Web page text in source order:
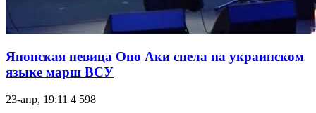
Японская певица Оно Аки спела на украинском
языке марш ВСУ
23-апр, 19:11 4 598